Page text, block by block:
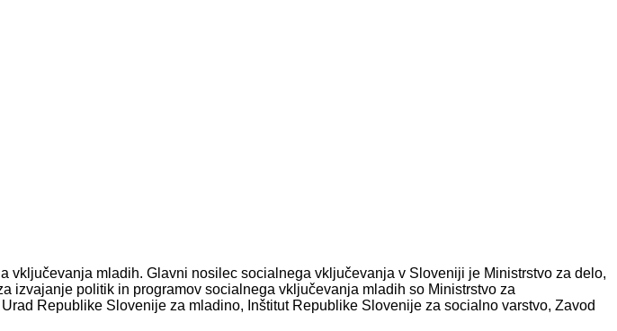
mladih. Glavni nosilec socialnega vključevanja v Sloveniji je Ministrstvo za delo,
izvajanje politik in programov socialnega vključevanja mladih so Ministrstvo za
Republike Slovenije za mladino, Inštitut Republike Slovenije za socialno varstvo, Zavod